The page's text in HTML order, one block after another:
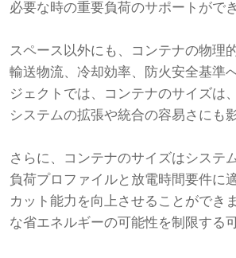
必要な時の重要負荷のサポートがで
スペース以外にも、コンテナの物理
輸送物流、冷却効率、防火安全基準
ジェクトでは、コンテナのサイズは
システムの拡張や統合の容易さにも
さらに、コンテナのサイズはシステ
負荷プロファイルと放電時間要件に
カット能力を向上させることができ
な省エネルギーの可能性を制限する